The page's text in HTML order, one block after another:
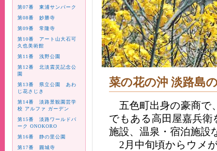
第07番 東浦サンパーク
第08番 妙勝寺
第09番 常隆寺
第10番 アート山大石可
久也美術館
第11番 浅野公園
第12番 北淡震災記念公
園
第13番 県立公園 あわ
じ花さじき
第14番 淡路景観園芸学
校 アルファ ガーデン
第15番 淡路ワールドパ
ーク ONOKORO
第16番 静の里公園
第17番 圓城寺
菜の花の沖 淡路島
五色町出身の豪商で
でもある高田屋嘉兵
施設、温泉・宿泊施
2月中旬頃からウメ